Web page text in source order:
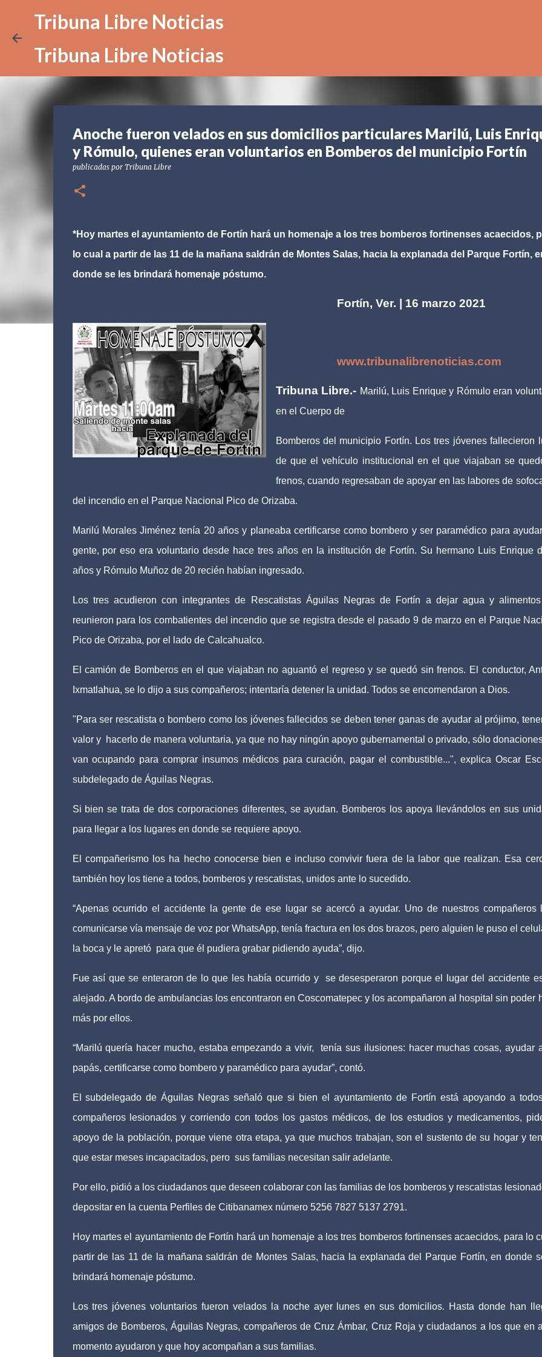
Tribuna Libre Noticias
Tribuna Libre Noticias
Anoche fueron velados en sus domicilios particulares Marilú, Luis
y Rómulo, quienes eran voluntarios en Bomberos del municipio Fortín
publicadas por Tribuna Libre
*Hoy martes el ayuntamiento de Fortín hará un homenaje a los tres bomberos fortinenses acaecidos,
lo cual a partir de las 11 de la mañana saldrán de Montes Salas, hacia la explanada del Parque Fortín,
donde se les brindará homenaje póstumo.
Fortín, Ver. | 16 marzo 2021
www.tribunalibrenoticias.com
Tribuna Libre.- Marilú, Luis Enrique y Rómulo eran
en el Cuerpo de
Bomberos del municipio Fortín. Los tres jóvenes fallecieron
de que el vehículo institucional en el que viajaban se
frenos, cuando regresaban de apoyar en las labores de
del incendio en el Parque Nacional Pico de Orizaba.
Marilú Morales Jiménez tenía 20 años y planeaba certificarse como bombero y ser paramédico para
gente, por eso era voluntario desde hace tres años en la institución de Fortín. Su hermano Luis Enrique
años y Rómulo Muñoz de 20 recién habían ingresado.
Los tres acudieron con integrantes de Rescatistas Águilas Negras de Fortín a dejar agua y
reunieron para los combatientes del incendio que se registra desde el pasado 9 de marzo en el Parque
Pico de Orizaba, por el lado de Calcahualco.
El camión de Bomberos en el que viajaban no aguantó el regreso y se quedó sin frenos. El conductor,
Ixmatlahua, se lo dijo a sus compañeros; intentaría detener la unidad. Todos se encomendaron a Dios.
"Para ser rescatista o bombero como los jóvenes fallecidos se deben tener ganas de ayudar al prójimo,
valor y
hacerlo de manera voluntaria, ya que no hay ningún apoyo gubernamental o privado, sólo
van ocupando para comprar insumos médicos para curación, pagar el combustible...", explica Oscar
subdelegado de Águilas Negras.
Si bien se trata de dos corporaciones diferentes, se ayudan. Bomberos los apoya llevándolos en sus
para llegar a los lugares en donde se requiere apoyo.
El compañerismo los ha hecho conocerse bien e incluso convivir fuera de la labor que realizan. Esa
también hoy los tiene a todos, bomberos y rescatistas, unidos ante lo sucedido.
“Apenas ocurrido el accidente la gente de ese lugar se acercó a ayudar. Uno de nuestros compañeros
comunicarse vía mensaje de voz por WhatsApp, tenía fractura en los dos brazos, pero alguien le puso el
la boca y le apretó para que él pudiera grabar pidiendo ayuda”, dijo.
Fue así que se enteraron de lo que les había ocurrido y
se desesperaron porque el lugar del accidente
alejado. A bordo de ambulancias los encontraron en Coscomatepec y los acompañaron al hospital sin poder
más por ellos.
“Marilú quería hacer mucho, estaba empezando a vivir,
tenía sus ilusiones: hacer muchas cosas, ayudar
papás, certificarse como bombero y paramédico para ayudar”, contó.
El subdelegado de Águilas Negras señaló que si bien el ayuntamiento de Fortín está apoyando a
compañeros lesionados y corriendo con todos los gastos médicos, de los estudios y medicamentos,
apoyo de la población, porque viene otra etapa, ya que muchos trabajan, son el sustento de su hogar y
que estar meses incapacitados, pero sus familias necesitan salir adelante.
Por ello, pidió a los ciudadanos que deseen colaborar con las familias de los bomberos y rescatistas
depositar en la cuenta Perfiles de Citibanamex número 5256 7827 5137 2791.
Hoy martes el ayuntamiento de Fortín hará un homenaje a los tres bomberos fortinenses acaecidos, para lo
partir de las 11 de la mañana saldrán de Montes Salas, hacia la explanada del Parque Fortín, en donde
brindará homenaje póstumo.
Los tres jóvenes voluntarios fueron velados la noche ayer lunes en sus domicilios. Hasta donde han
amigos de Bomberos, Águilas Negras, compañeros de Cruz Ámbar, Cruz Roja y ciudadanos a los que en
momento ayudaron y que hoy acompañan a sus familias.